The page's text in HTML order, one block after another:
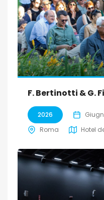
F. Bertinotti & G.
2026
Roma
Hotel